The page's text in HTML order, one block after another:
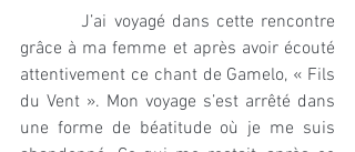
J’ai voyagé dans cette rencontre
grâce à ma femme et après avoir écouté
attentivement ce chant de Gamelo, « Fils
du Vent ». Mon voyage s’est arrêté dans
une forme de béatitude où je me suis